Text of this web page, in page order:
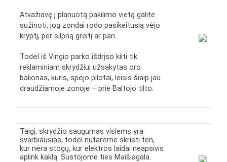
Atvažiavę į planuotą pakilimo vietą galite
sužinoti, jog zondai rodo pasikeitusią vėjo
kryptį, per silpną greitį ar pan.
Todėl iš Vingio parko išdrįso kilti tik
reklaminiam skrydžiui užsakytas oro
balionas, kuris, spėjo pilotai, leisis šiaip jau
draudžiamoje zonoje – prie Baltojo tilto.
Taigi, skrydžio saugumas visiems yra
svarbiausias, todėl nutarėme skristi ten,
kur nėra stogų, kur elektros laidai neapsivis
aplink kaklą. Sustojome ties Maišiagala.